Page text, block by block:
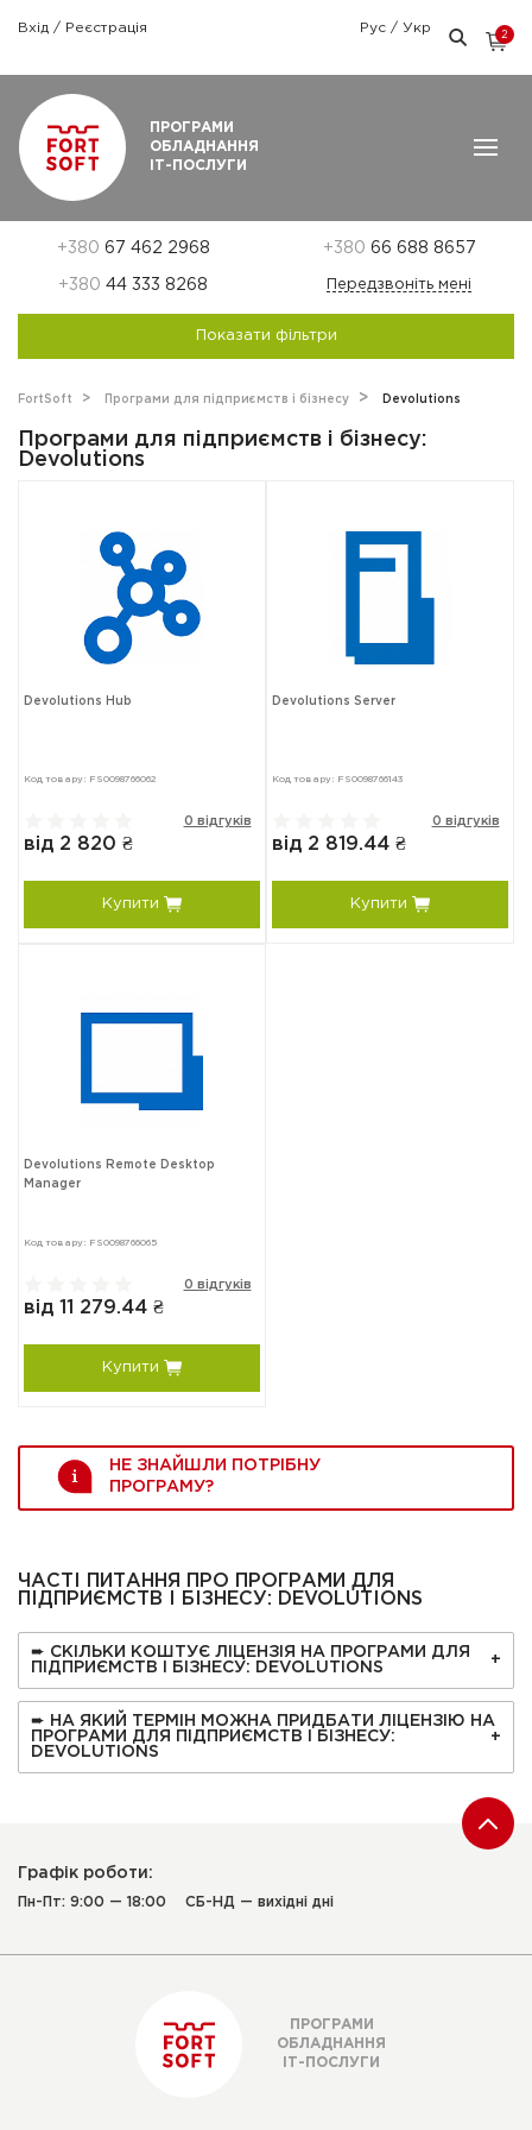
Вхід / Реєстрація Рус / Укр
2
ПРОГРАМИ
ОБЛАДНАННЯ
ІТ-ПОСЛУГИ
+380 67 462 2968 +380 66 688 8657
+380 44 333 8268 Передзвоніть мені
Показати фільтри
FortSoft Програми для підприємств і бізнесу Devolutions
Програми для підприємств і бізнесу:
Devolutions
Devolutions Hub
Код товару: FS0098766062
0 відгуків
від 2 820 ₴
Купити
Devolutions Server
Код товару: FS0098766143
0 відгуків
від 2 819.44 ₴
Купити
Devolutions Remote Desktop
Manager
Код товару: FS0098766065
0 відгуків
від 11 279.44 ₴
Купити
НЕ ЗНАЙШЛИ ПОТРІБНУ
ПРОГРАМУ?
ЧАСТІ ПИТАННЯ ПРО ПРОГРАМИ ДЛЯ
ПІДПРИЄМСТВ І БІЗНЕСУ: DEVOLUTIONS
➨ СКІЛЬКИ КОШТУЄ ЛІЦЕНЗІЯ НА ПРОГРАМИ ДЛЯ
ПІДПРИЄМСТВ І БІЗНЕСУ: DEVOLUTIONS
➨ НА ЯКИЙ ТЕРМІН МОЖНА ПРИДБАТИ ЛІЦЕНЗІЮ НА
ПРОГРАМИ ДЛЯ ПІДПРИЄМСТВ І БІЗНЕСУ:
DEVOLUTIONS
Графік роботи:
Пн-Пт: 9:00 — 18:00 СБ-НД — вихідні дні
ПРОГРАМИ
ОБЛАДНАННЯ
ІТ-ПОСЛУГИ